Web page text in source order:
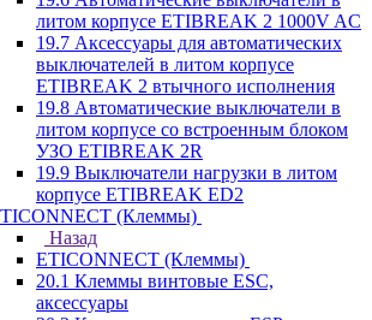
литом корпусе ETIBREAK 2 1000V AC
19.7 Аксессуары для автоматических
выключателей в литом корпусе
ETIBREAK 2 втычного исполнения
19.8 Автоматические выключатели в
литом корпусе со встроенным блоком
УЗО ETIBREAK 2R
19.9 Выключатели нагрузки в литом
корпусе ETIBREAK ED2
(Клеммы)
Назад
ETICONNECT (Клеммы)
20.1 Клеммы винтовые ESC,
аксессуары